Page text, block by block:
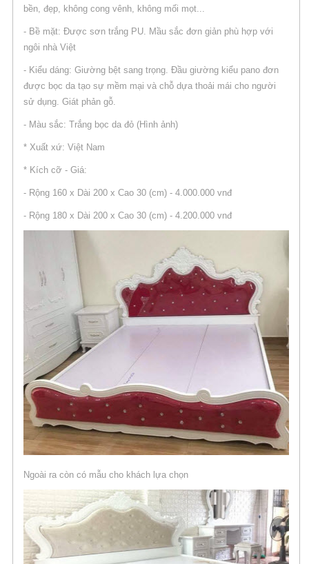
bền, đẹp, không cong vênh, không mối mọt...
- Bề mặt: Được sơn trắng PU. Mầu sắc đơn giản phù hợp với
ngôi nhà Việt
- Kiểu dáng: Giường bệt sang trọng. Đầu giường kiểu pano đơn
được bọc da tạo sự mềm mại và chỗ dựa thoải mái cho người
sử dụng. Giát phản gỗ.
- Màu sắc: Trắng bọc da đỏ (Hình ảnh)
* Xuất xứ: Việt Nam
* Kích cỡ - Giá:
- Rộng 160 x Dài 200 x Cao 30 (cm) - 4.000.000 vnđ
- Rộng 180 x Dài 200 x Cao 30 (cm) - 4.200.000 vnđ
Ngoài ra còn có mẫu cho khách lựa chọn